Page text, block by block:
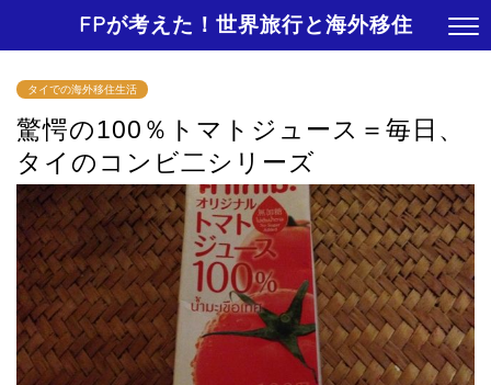
FPが考えた！世界旅行と海外移住
タイでの海外移住生活
驚愕の100％トマトジュース＝毎日、
タイのコンビ二シリーズ